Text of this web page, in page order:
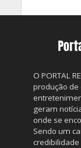
O PORTAL
produção de
geram
onde se
Sendo um